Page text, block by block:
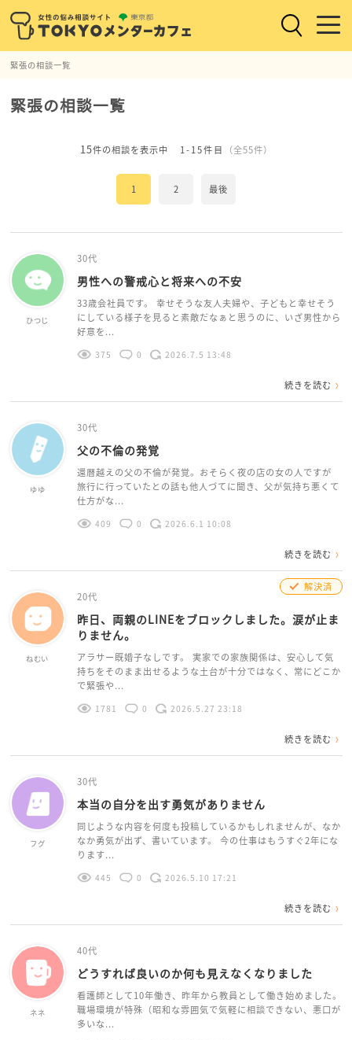
緊張の相談一覧
緊張の相談一覧
15件の相談を表示中 1-15件目 （全55件）
1 2 最後
ひつじ
30代
男性への警戒心と将来への不安
33歳会社員です。 幸せそうな友人夫婦や、子どもと幸せそう
にしている様子を見ると素敵だなぁと思うのに、いざ男性から
好意を...
375 0 2026.7.5 13:48
続きを読む
ゆゆ
30代
父の不倫の発覚
還暦越えの父の不倫が発覚。おそらく夜の店の女の人ですが
旅行に行っていたとの話も他人づてに聞き、父が気持ち悪くて
仕方がな...
409 0 2026.6.1 10:08
続きを読む
ねむい
解決済
20代
昨日、両親のLINEをブロックしました。涙が止ま
りません。
アラサー既婚子なしです。 実家での家族関係は、安心して気
持ちをそのまま出せるような土台が十分ではなく、常にどこか
で緊張や...
1781 0 2026.5.27 23:18
続きを読む
フグ
30代
本当の自分を出す勇気がありません
同じような内容を何度も投稿しているかもしれませんが、なか
なか勇気が出ず、書いています。 今の仕事はもうすぐ2年にな
ります...
445 0 2026.5.10 17:21
続きを読む
ネネ
40代
どうすれば良いのか何も見えなくなりました
看護師として10年働き、昨年から教員として働き始めました。
職場環境が特殊（昭和な雰囲気で気軽に相談できない、悪口が
多いな...